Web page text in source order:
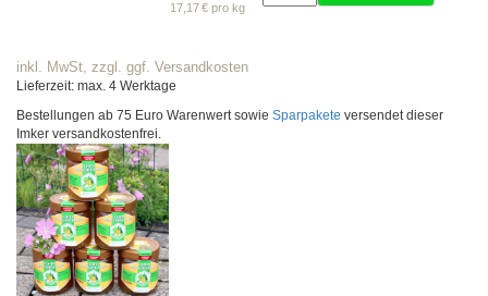
17,17 € pro kg
inkl. MwSt, zzgl. ggf. Versandkosten
Lieferzeit: max. 4 Werktage
Bestellungen ab 75 Euro Warenwert sowie Sparpakete versendet dieser
Imker versandkostenfrei.